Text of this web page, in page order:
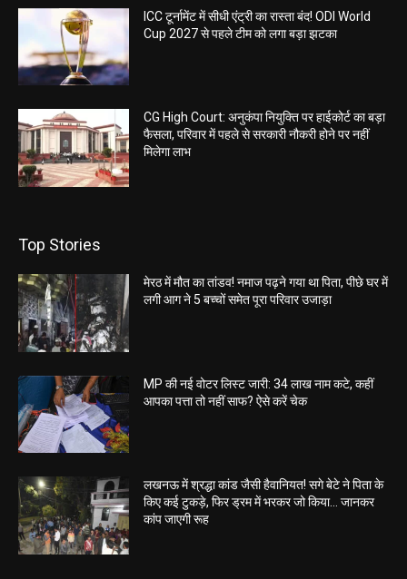
ICC टूर्नामेंट में सीधी एंट्री का रास्ता बंद! ODI World
Cup 2027 से पहले टीम को लगा बड़ा झटका
CG High Court: अनुकंपा नियुक्ति पर हाईकोर्ट का बड़ा
फैसला, परिवार में पहले से सरकारी नौकरी होने पर नहीं
मिलेगा लाभ
Top Stories
मेरठ में मौत का तांडव! नमाज पढ़ने गया था पिता, पीछे घर में
लगी आग ने 5 बच्चों समेत पूरा परिवार उजाड़ा
MP की नई वोटर लिस्ट जारी: 34 लाख नाम कटे, कहीं
आपका पत्ता तो नहीं साफ? ऐसे करें चेक
लखनऊ में श्रद्धा कांड जैसी हैवानियत! सगे बेटे ने पिता के
किए कई टुकड़े, फिर ड्रम में भरकर जो किया… जानकर
कांप जाएगी रूह